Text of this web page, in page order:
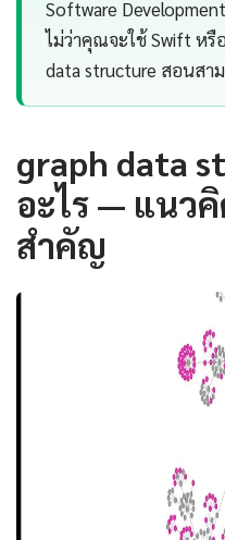
Software
ไม่ว่าคุณจะใช้ Swift หรื
data structure สอนสา
graph data
อะไร — แนว
สำคัญ